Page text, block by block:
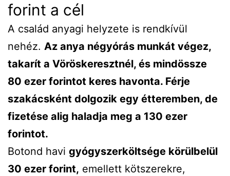
forint a cél
A család anyagi helyzete is rendkívül
nehéz. Az anya négyórás munkát végez,
takarít a Vöröskeresztnél, és mindössze
80 ezer forintot keres havonta. Férje
szakácsként dolgozik egy étteremben, de
fizetése alig haladja meg a 130 ezer
forintot.
Botond havi gyógyszerköltsége körülbelül
30 ezer forint, emellett kötszerekre,